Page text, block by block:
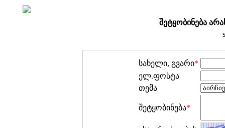
შეტყობინება
სახელი, გვარი*
ელ.ფოსტა
თემა
შეტყობინება*